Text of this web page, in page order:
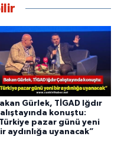
Gürlek, TİGAD Iğdır
konuştu:
pazar günü yeni
aydınlığa uyanacak”